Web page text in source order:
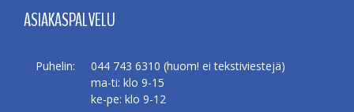
ASIAKASPALVELU
Puhelin:
044 743 6310 (huom! ei tekstiviestejä)
ma-ti: klo 9-15
ke-pe: klo 9-12